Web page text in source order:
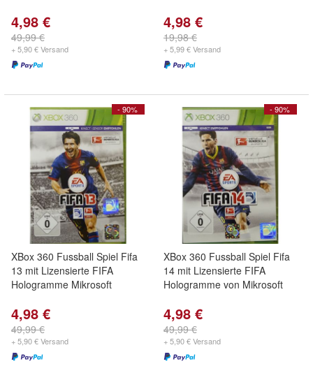
4,98 €
49,99 €
+ 5,90 € Versand
4,98 €
19,98 €
+ 5,99 € Versand
- 90%
XBox 360 Fussball Spiel Fifa
13 mit Lizensierte FIFA
Hologramme Mikrosoft
4,98 €
49,99 €
+ 5,90 € Versand
- 90%
XBox 360 Fussball Spiel Fifa
14 mit Lizensierte FIFA
Hologramme von Mikrosoft
4,98 €
49,99 €
+ 5,90 € Versand